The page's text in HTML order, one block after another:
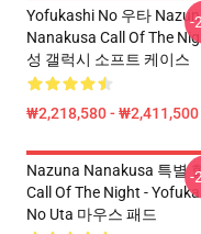
Yofukashi No 우타
Nanakusa Call Of The
성 갤럭시 소프트 케이스
₩2,218,580 - ₩2,411,500
-
Nazuna Nanakusa 특별
Call Of The Night -
No Uta 마우스 패드
-